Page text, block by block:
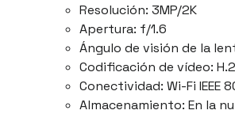
Resolución: 3MP/2K
Apertura: f/1.6
Ángulo de visión de la
Codificación de vídeo:
Conectividad: Wi-Fi IEEE
Almacenamiento: En la